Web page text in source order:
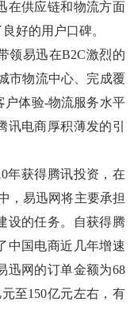
在供应链和物流方面
好的用户口碑。
易迅在B2C激烈的
市物流中心、完成覆
户体验-物流服务水平
电商厚积薄发的引
获得腾讯投资，在
，易迅网将主要承担
设的任务。自获得腾
中国电商近几年增速
迅网的订单金额为68
至150亿元左右，有